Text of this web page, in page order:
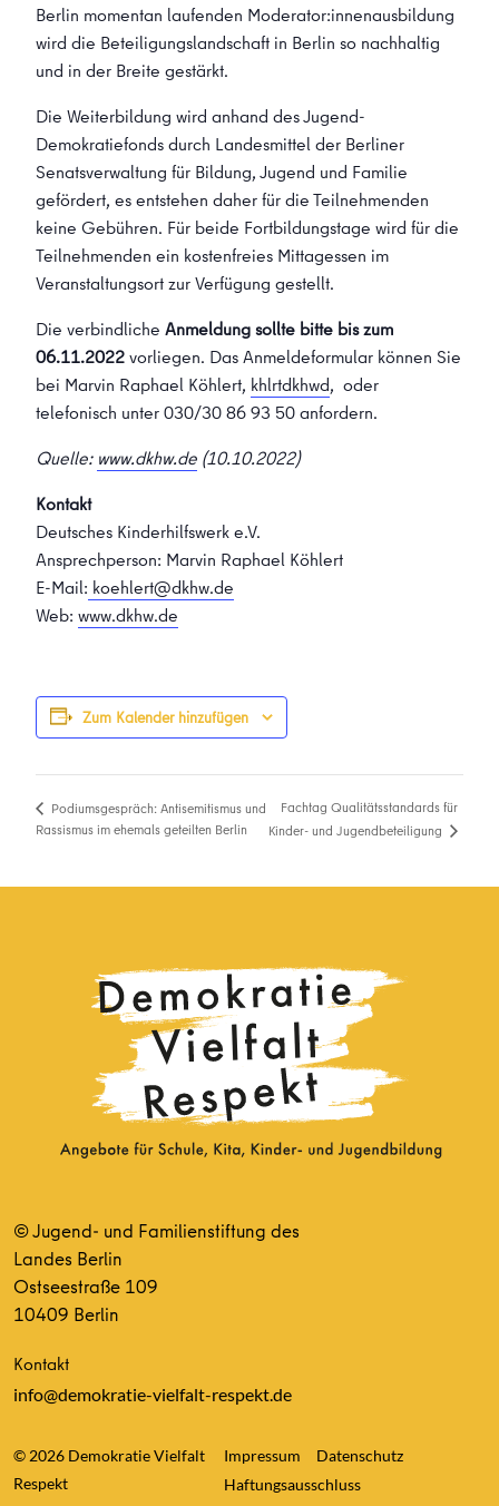
Berlin momentan laufenden Moderator:innenausbildung
wird die Beteiligungslandschaft in Berlin so nachhaltig
und in der Breite gestärkt.
Die Weiterbildung wird anhand des Jugend-
Demokratiefonds durch Landesmittel der Berliner
Senatsverwaltung für Bildung, Jugend und Familie
gefördert, es entstehen daher für die Teilnehmenden
keine Gebühren. Für beide Fortbildungstage wird für die
Teilnehmenden ein kostenfreies Mittagessen im
Veranstaltungsort zur Verfügung gestellt.
Die verbindliche Anmeldung sollte bitte bis zum
06.11.2022vorliegen. Das Anmeldeformular können Sie
bei Marvin Raphael Köhlert, khlrtdkhwd, oder
telefonisch unter 030/30 86 93 50 anfordern.
Quelle: www.dkhw.de (10.10.2022)
Kontakt
Deutsches Kinderhilfswerk e.V.
Ansprechperson: Marvin Raphael Köhlert
E-Mail: koehlert@dkhw.de
Web: www.dkhw.de
Zum Kalender hinzufügen
Podiumsgespräch: Antisemitismus und
Rassismus im ehemals geteilten Berlin
Fachtag Qualitätsstandards für
Kinder- und Jugendbeteiligung
© Jugend- und Familienstiftung des
Landes Berlin
Ostseestraße 109
10409 Berlin
Kontakt
info@demokratie-vielfalt-respekt.de
© 2026 Demokratie Vielfalt
Respekt
Impressum
Datenschutz
Haftungsausschluss